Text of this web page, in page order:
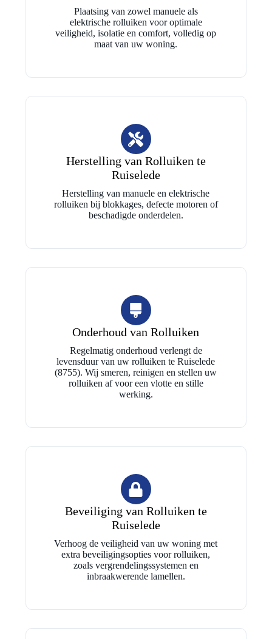
Plaatsing van zowel manuele als
elektrische rolluiken voor optimale
veiligheid, isolatie en comfort, volledig op
maat van uw woning.
Herstelling van Rolluiken te
Ruiselede
Herstelling van manuele en elektrische
rolluiken bij blokkages, defecte motoren of
beschadigde onderdelen.
Onderhoud van Rolluiken
Regelmatig onderhoud verlengt de
levensduur van uw rolluiken te Ruiselede
(8755). Wij smeren, reinigen en stellen uw
rolluiken af voor een vlotte en stille
werking.
Beveiliging van Rolluiken te
Ruiselede
Verhoog de veiligheid van uw woning met
extra beveiligingsopties voor rolluiken,
zoals vergrendelingssystemen en
inbraakwerende lamellen.